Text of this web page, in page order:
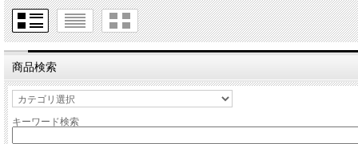
商品検索
キーワード検索